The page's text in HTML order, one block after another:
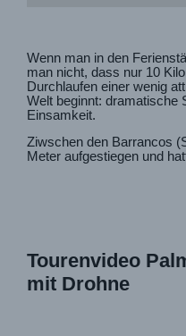
Wenn man in den
man nicht, dass nur 10
Durchlaufen einer wenig
Welt beginnt: dramatische
Einsamkeit.
Ziwschen den Barrancos
Meter aufgestiegen und
Tourenvideo
mit Drohne